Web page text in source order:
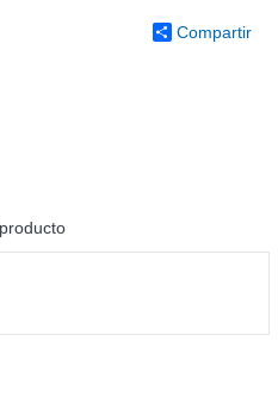
Compartir